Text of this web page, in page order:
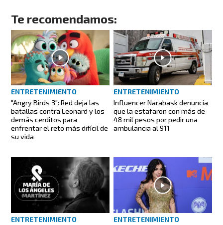
Te recomendamos:
ENTRETENIMIENTO
"Angry Birds 3": Red deja las
batallas contra Leonard y los
demás cerditos para
enfrentar el reto más difícil de
su vida
ENTRETENIMIENTO
Influencer Narabask denuncia
que la estafaron con más de
48 mil pesos por pedir una
ambulancia al 911
ENTRETENIMIENTO
ENTRETENIMIENTO